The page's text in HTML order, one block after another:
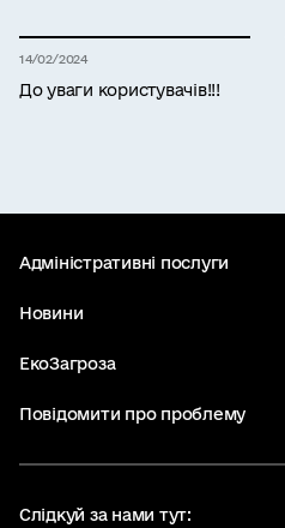
14/02/2024
До уваги користувачів!!!
Адміністративні послуги
Новини
ЕкоЗагроза
Повідомити про проблему
Слідкуй за нами тут: